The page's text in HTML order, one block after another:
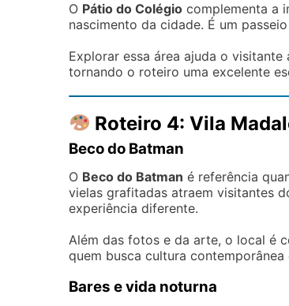
O Pátio do Colégio complementa a
nascimento da cidade. É um
Explorar essa área ajuda o
tornando o roteiro uma excelente
Roteiro 4: Vila
Beco do Batman
O Beco do Batman é referência
vielas grafitadas atraem visitantes
experiência diferente.
Além das fotos e da arte, o local é
quem busca cultura contemporânea
Bares e vida noturna